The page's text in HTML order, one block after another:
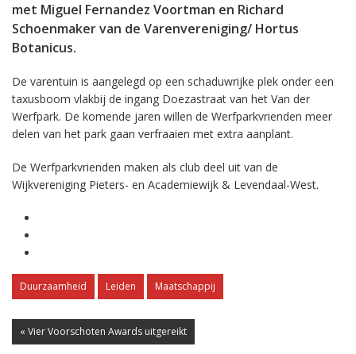
met Miguel Fernandez Voortman en Richard
Schoenmaker van de Varenvereniging/ Hortus
Botanicus.
De varentuin is aangelegd op een schaduwrijke plek onder een
taxusboom vlakbij de ingang Doezastraat van het Van der
Werfpark. De komende jaren willen de Werfparkvrienden meer
delen van het park gaan verfraaien met extra aanplant.
De Werfparkvrienden maken als club deel uit van de
Wijkvereniging Pieters- en Academiewijk & Levendaal-West.
Duurzaamheid Leiden Maatschappij
« Vier Voorschoten Awards uitgereikt